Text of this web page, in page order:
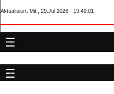
Aktualisiert: Mit , 29.Jul 2026 - 19:49:01
MENU
MENU